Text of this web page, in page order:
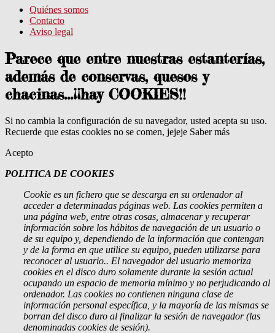
Quiénes somos
Contacto
Aviso legal
Parece que entre nuestras estanterías,
además de conservas, quesos y
chacinas...¡¡hay COOKIES!!
Si no cambia la configuración de su navegador, usted acepta su uso.
Recuerde que estas cookies no se comen, jejeje Saber más
Acepto
POLITICA DE COOKIES
Cookie es un fichero que se descarga en su ordenador al
acceder a determinadas páginas web. Las cookies permiten a
una página web, entre otras cosas, almacenar y recuperar
información sobre los hábitos de navegación de un usuario o
de su equipo y, dependiendo de la información que contengan
y de la forma en que utilice su equipo, pueden utilizarse para
reconocer al usuario.. El navegador del usuario memoriza
cookies en el disco duro solamente durante la sesión actual
ocupando un espacio de memoria mínimo y no perjudicando al
ordenador. Las cookies no contienen ninguna clase de
información personal específica, y la mayoría de las mismas se
borran del disco duro al finalizar la sesión de navegador (las
denominadas cookies de sesión).